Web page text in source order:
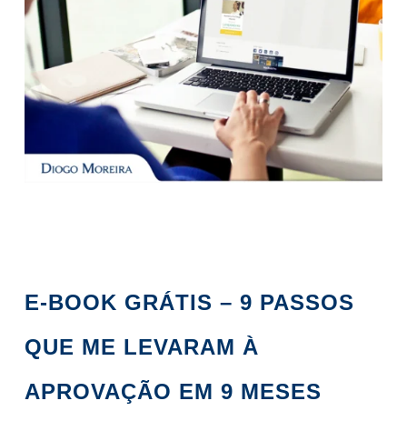
E-BOOK GRÁTIS – 9 PASSOS
QUE ME LEVARAM À
APROVAÇÃO EM 9 MESES